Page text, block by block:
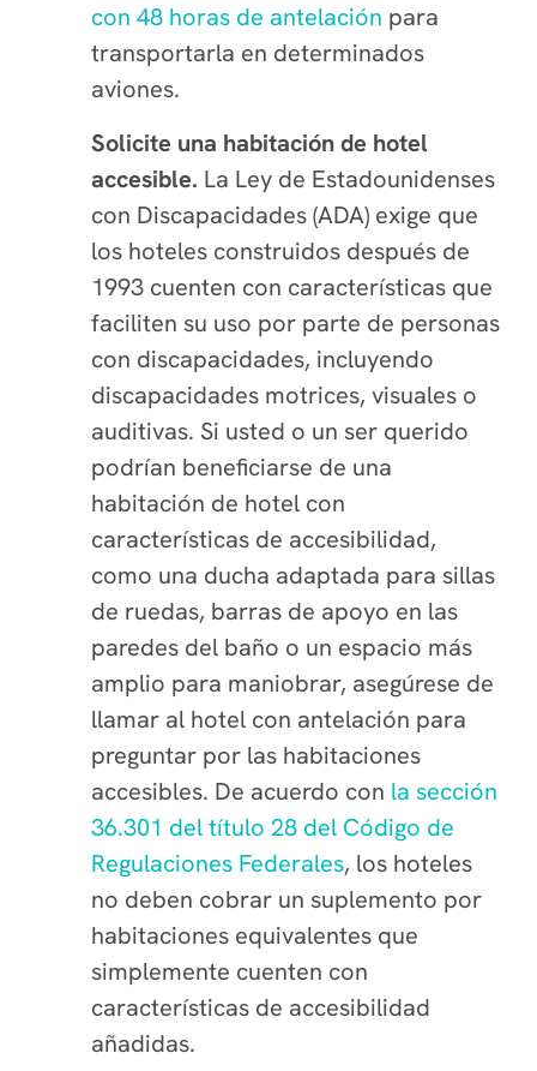
con 48 horas de antelación para
transportarla en determinados
aviones.
Solicite una habitación de hotel
accesible. La Ley de Estadounidenses
con Discapacidades (ADA) exige que
los hoteles construidos después de
1993 cuenten con características que
faciliten su uso por parte de personas
con discapacidades, incluyendo
discapacidades motrices, visuales o
auditivas. Si usted o un ser querido
podrían beneficiarse de una
habitación de hotel con
características de accesibilidad,
como una ducha adaptada para sillas
de ruedas, barras de apoyo en las
paredes del baño o un espacio más
amplio para maniobrar, asegúrese de
llamar al hotel con antelación para
preguntar por las habitaciones
accesibles. De acuerdo con la sección
36.301 del título 28 del Código de
Regulaciones Federales, los hoteles
no deben cobrar un suplemento por
habitaciones equivalentes que
simplemente cuenten con
características de accesibilidad
añadidas.